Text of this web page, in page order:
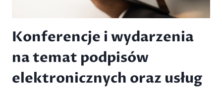
Konferencje i wydarzenia
na temat podpisów
elektronicznych oraz usług